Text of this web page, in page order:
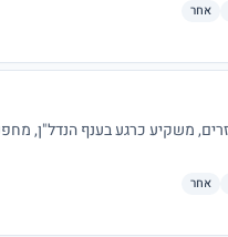
אחר
משקיע כרגע בענף הנדל"ן,
אחר